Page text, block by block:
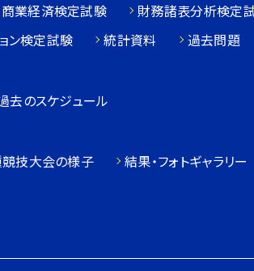
商業経済検定試験
財務諸表分析検定
ン検定試験
統計資料 過去問題
去のスケジュール
技大会の様子 結果・フォトギャラリー